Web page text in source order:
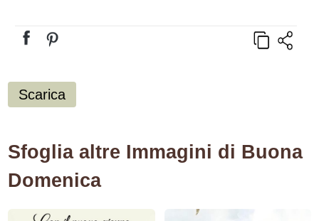
Scarica
Sfoglia altre Immagini di Buona
Domenica